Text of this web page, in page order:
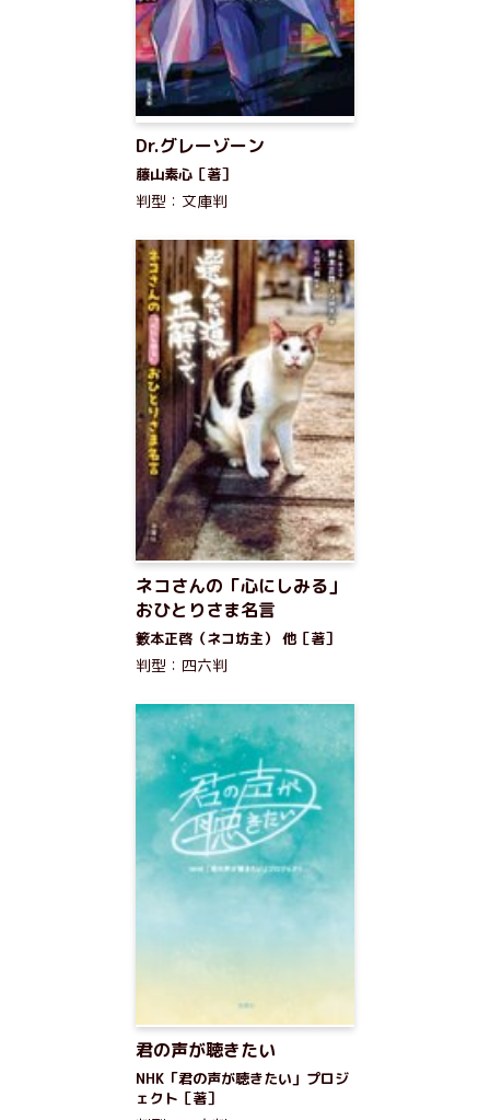
Dr.グレーゾーン
藤山素心［著］
判型：文庫判
ネコさんの「心にしみる」
おひとりさま名言
籔本正啓（ネコ坊主） 他［著］
判型：四六判
君の声が聴きたい
NHK「君の声が聴きたい」プロジ
ェクト［著］